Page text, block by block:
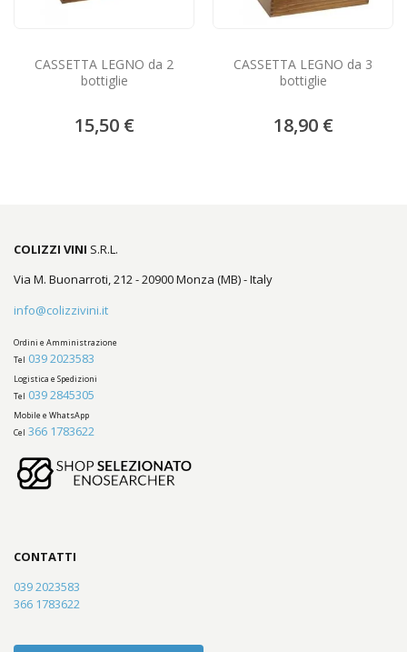
CASSETTA LEGNO da 2
bottiglie
15,50 €
CASSETTA LEGNO da 3
bottiglie
18,90 €
COLIZZI VINI S.R.L.
Via M. Buonarroti, 212 - 20900 Monza (MB) - Italy
info@colizzivini.it
Ordini e Amministrazione
Tel 039 2023583
Logistica e Spedizioni
Tel 039 2845305
Mobile e WhatsApp
Cel 366 1783622
CONTATTI
039 2023583
366 1783622